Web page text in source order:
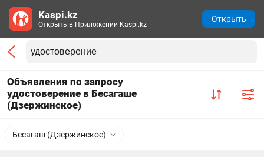
Объявления по запросу
удостоверение в Бесагаше
(Дзержинское)
Бесагаш (Дзержинское)
Kaspi.kz
Открыть в Приложении Kaspi.kz
Открыть